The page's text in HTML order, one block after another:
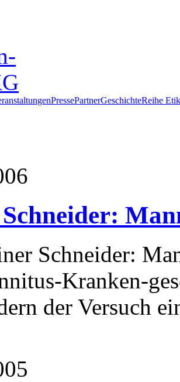
PressePartnerGeschichteReihe
Schneider:
Kranken-
der Versuch